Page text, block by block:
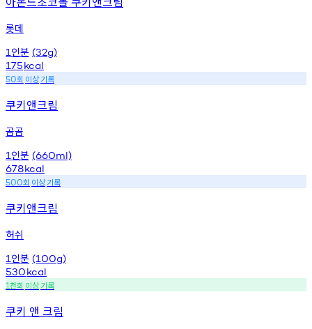
롯데
1 인분 (32g)
175kcal
50회 이상기록
쿠키앤크림
곰곰
1 인분 (660ml)
678kcal
500회 이상기록
쿠키앤크림
허쉬
1 인분 (100g)
530kcal
1천회 이상기록
쿠키 앤 크림